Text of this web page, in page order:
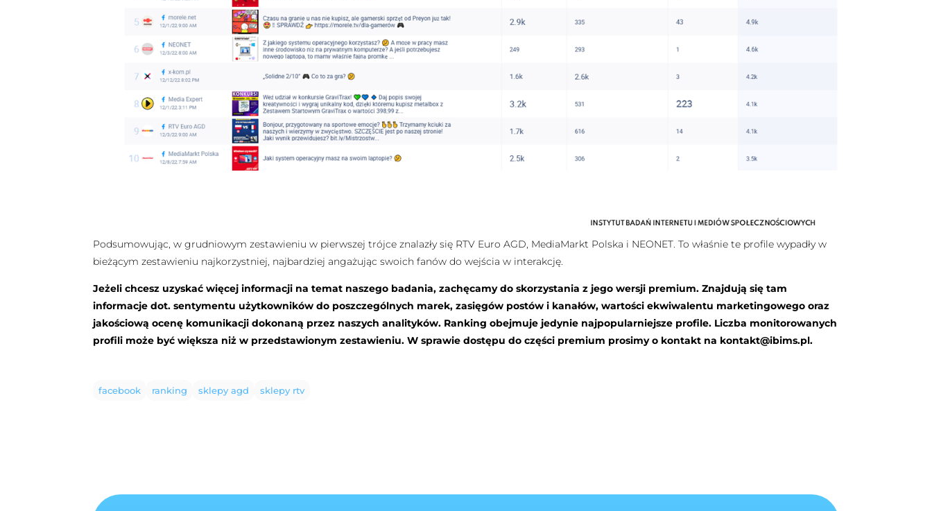
Podsumowując, w grudniowym zestawieniu w pierwszej trójce znalazły się RTV Euro AGD, MediaMarkt Polska i NEONET. To właśnie te profile wypadły w
bieżącym zestawieniu najkorzystniej, najbardziej angażując swoich fanów do wejścia w interakcję.
Jeżeli chcesz uzyskać więcej informacji na temat naszego badania, zachęcamy do skorzystania z jego wersji premium. Znajdują się tam
informacje dot. sentymentu użytkowników do poszczególnych marek, zasięgów postów i kanałów, wartości ekwiwalentu marketingowego oraz
jakościową ocenę komunikacji dokonaną przez naszych analityków. Ranking obejmuje jedynie najpopularniejsze profile. Liczba monitorowanych
profili może być większa niż w przedstawionym zestawieniu. W sprawie dostępu do części premium prosimy o kontakt na kontakt@ibims.pl.
facebook ranking sklepy agd sklepy rtv